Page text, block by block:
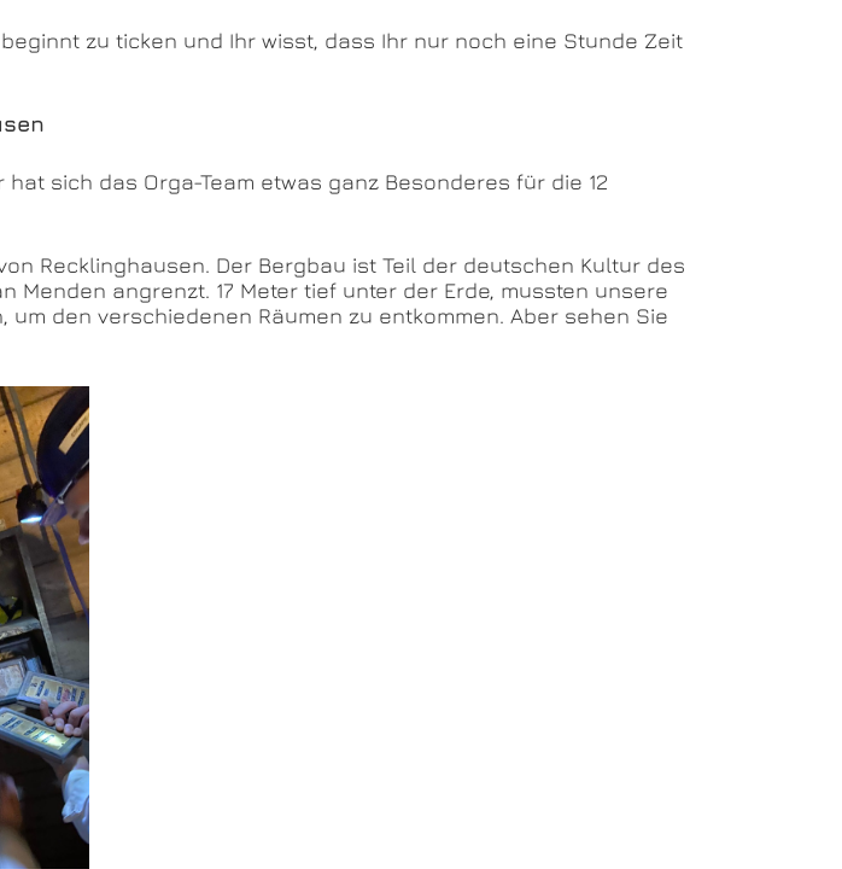
zu ticken und Ihr wisst, dass Ihr nur noch eine Stunde Zeit
sich das Orga-Team etwas ganz Besonderes für die 12
Recklinghausen. Der Bergbau ist Teil der deutschen Kultur des
Menden angrenzt. 17 Meter tief unter der Erde, mussten unsere
den verschiedenen Räumen zu entkommen. Aber sehen Sie